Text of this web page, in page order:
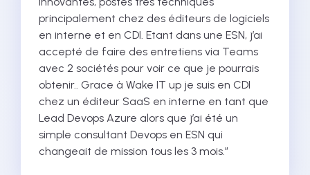
principalement chez des éditeurs de logiciels
en interne et en CDI. Etant dans une ESN, j’ai
accepté de faire des entretiens via Teams
avec 2 sociétés pour voir ce que je pourrais
obtenir.. Grace à Wake IT up je suis en CDI
chez un éditeur SaaS en interne en tant que
Lead Devops Azure alors que j’ai été un
simple consultant Devops en ESN qui
changeait de mission tous les 3 mois.”